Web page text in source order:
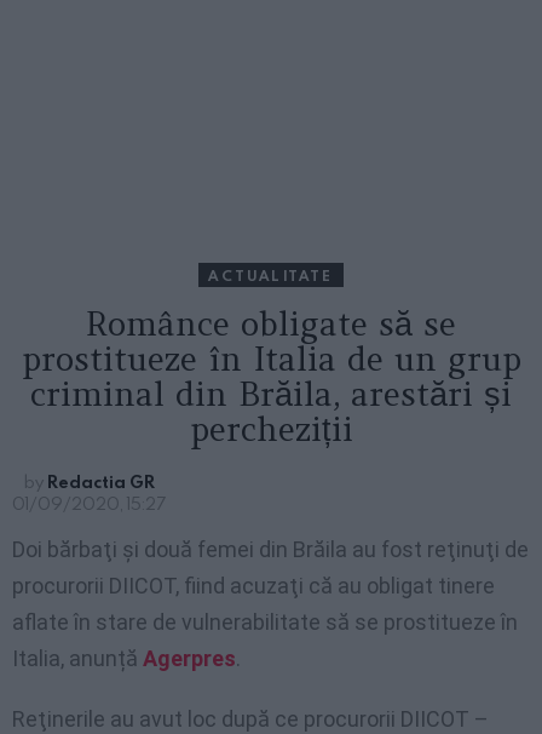
ACTUALITATE
Românce obligate să se
prostitueze în Italia de un grup
criminal din Brăila, arestări și
percheziții
by Redactia GR
01/09/2020, 15:27
Doi bărbaţi şi două femei din Brăila au fost reţinuţi de
procurorii DIICOT, fiind acuzaţi că au obligat tinere
aflate în stare de vulnerabilitate să se prostitueze în
Italia, anunță Agerpres.
Reţinerile au avut loc după ce procurorii DIICOT –